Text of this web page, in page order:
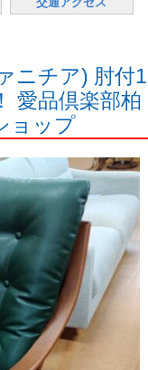
ニチア) 肘付1
愛品倶楽部柏
ョップ